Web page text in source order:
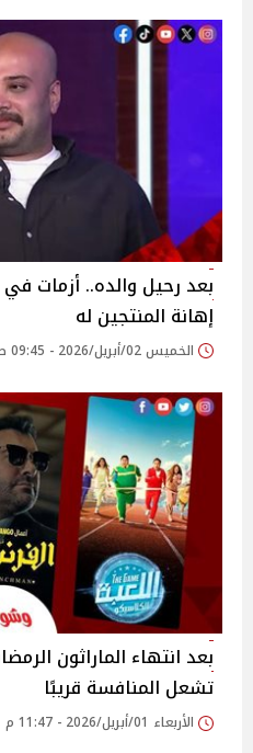
بعد رحيل والده.. أزمات في
إهانة المنتجين له
الخميس 02/أبريل/2026 - 09:45 ص
تشعل المنافسة قريبًا
الأربعاء 01/أبريل/2026 - 11:47 م